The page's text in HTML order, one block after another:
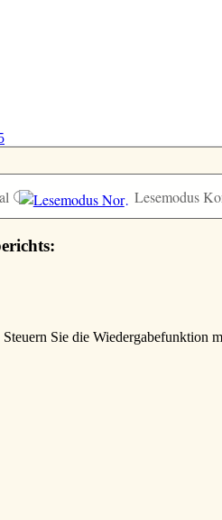
Lesemodus
Steuern Sie die Wiedergabefunktion